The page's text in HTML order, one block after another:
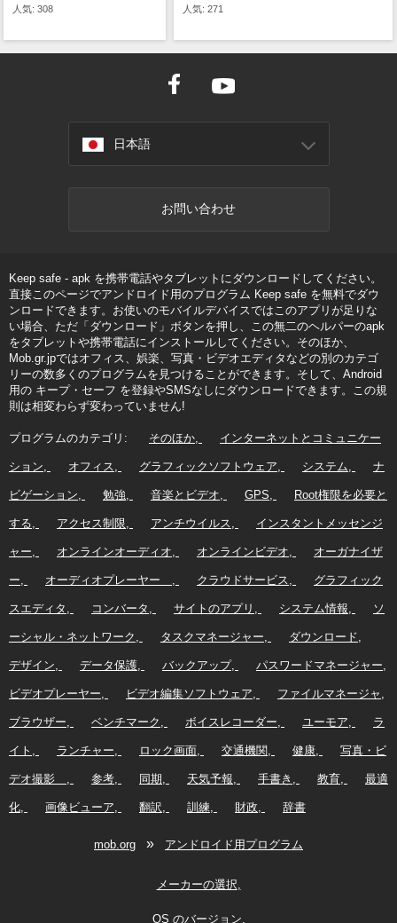
人気: 308 人気: 271
日本語
お問い合わせ
Keep safe - apk を携帯電話やタブレットにダウンロードしてください。
直接このページでアンドロイド用のプログラム Keep safe を無料でダウ
ンロードできます。お使いのモバイルデバイスではこのアプリが足りな
い場合、ただ「ダウンロード」ボタンを押し、この無二のヘルパーのapk
をタブレットや携帯電話にインストールしてください。そのほか、
Mob.gr.jpではオフィス、娯楽、写真・ビデオエディタなどの別のカテゴ
リーの数多くのプログラムを見つけることができます。そして、Android
用の キープ・セーフ を登録やSMSなしにダウンロードできます。この規
則は相変わらず変わっていません!
プログラムのカテゴリ: そのほか インターネットとコミュニケー
ション オフィス グラフィックソフトウェア システム ナ
ビゲーション 勉強 音楽とビデオ GPS Root権限を必要と
する アクセス制限 アンチウイルス インスタントメッセンジ
ャー オンラインオーディオ オンラインビデオ オーガナイザ
ー オーディオプレーヤー クラウドサービス グラフィック
スエディタ コンバータ サイトのアプリ システム情報 ソ
ーシャル・ネットワーク タスクマネージャー ダウンロード
デザイン データ保護 バックアップ パスワードマネージャー
ビデオプレーヤー ビデオ編集ソフトウェア ファイルマネージャ
ブラウザー ベンチマーク ボイスレコーダー ユーモア ラ
イト ランチャー ロック画面 交通機関 健康 写真・ビ
デオ撮影 参考 同期 天気予報 手書き 教育 最適
化 画像ビューア 翻訳 訓練 財政 辞書
mob.org » アンドロイド用プログラム
メーカーの選択
OS のバージョン